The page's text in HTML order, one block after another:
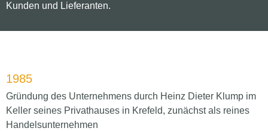
Kunden und Lieferanten.
1985
Gründung des Unternehmens durch Heinz Dieter Klump im
Keller seines Privathauses in Krefeld, zunächst als reines
Handelsunternehmen